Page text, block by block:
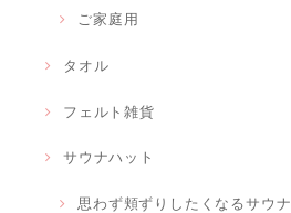
ご家庭用
タオル
フェルト雑貨
サウナハット
思わず頬ずりしたくなるサウナ